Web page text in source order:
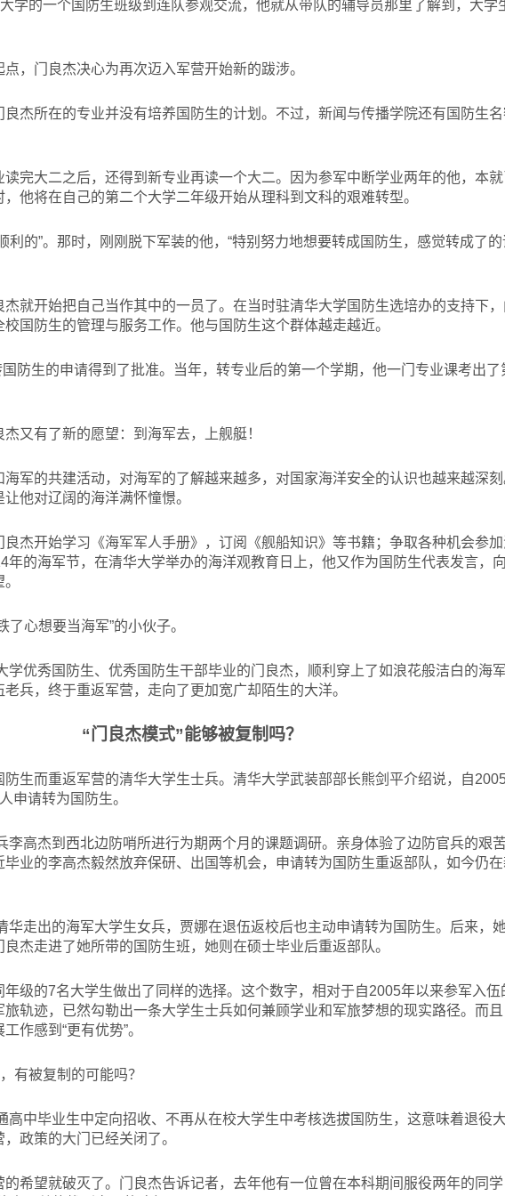
学的一个国防生班级到连队参观交流，他就从带队的辅导员那里了解到，大学
，门良杰决心为再次迈入军营开始新的跋涉。
杰所在的专业并没有培养国防生的计划。不过，新闻与传播学院还有国防生
完大二之后，还得到新专业再读一个大二。因为参军中断学业两年的他，本
他将在自己的第二个大学二年级开始从理科到文科的艰难转型。
利的”。那时，刚刚脱下军装的他，“特别努力地想要转成国防生，感觉转成了
就开始把自己当作其中的一员了。在当时驻清华大学国防生选培办的支持下
国防生的管理与服务工作。他与国防生这个群体越走越近。
防生的申请得到了批准。当年，转专业后的第一个学期，他一门专业课考出了
又有了新的愿望：到海军去，上舰艇！
军的共建活动，对海军的了解越来越多，对国家海洋安全的认识也越来越深
他对辽阔的海洋满怀憧憬。
杰开始学习《海军军人手册》，订阅《舰船知识》等书籍；争取各种机会参
的海军节，在清华大学举办的海洋观教育日上，他又作为国防生代表发言，
了心想要当海军”的小伙子。
学优秀国防生、优秀国防生干部毕业的门良杰，顺利穿上了如浪花般洁白的海
兵，终于重返军营，走向了更加宽广却陌生的大洋。
“门良杰模式”能够被复制吗？
生而重返军营的清华大学生士兵。清华大学武装部部长熊剑平介绍说，自
申请转为国防生。
李高杰到西北边防哨所进行为期两个月的课题调研。亲身体验了边防官兵的艰
业的李高杰毅然放弃保研、出国等机会，申请转为国防生重返部队，如今仍
华走出的海军大学生女兵，贾娜在退伍返校后也主动申请转为国防生。后来，
杰走进了她所带的国防生班，她则在硕士毕业后重返部队。
级的7名大学生做出了同样的选择。这个数字，相对于自2005年以来参军入伍
轨迹，已然勾勒出一条大学生士兵如何兼顾学业和军旅梦想的现实路径。而
作感到“更有优势”。
有被复制的可能吗？
高中毕业生中定向招收、不再从在校大学生中考核选拔国防生，这意味着退役
政策的大门已经关闭了。
希望就破灭了。门良杰告诉记者，去年他有一位曾在本科期间服役两年的同